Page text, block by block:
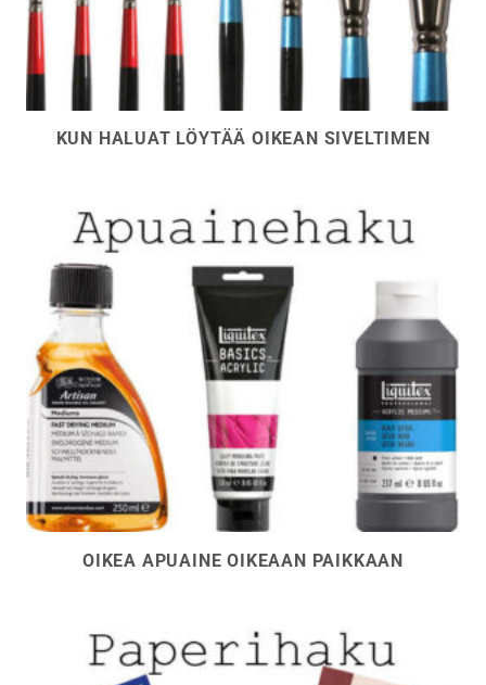
KUN HALUAT LÖYTÄÄ OIKEAN SIVELTIMEN
OIKEA APUAINE OIKEAAN PAIKKAAN